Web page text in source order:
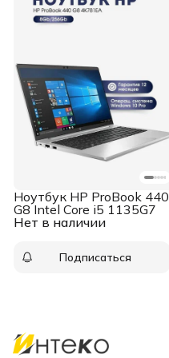
Нет в наличии
Ноутбук HP ProBook 440
G8 Intel Core i5 1135G7
Подписаться